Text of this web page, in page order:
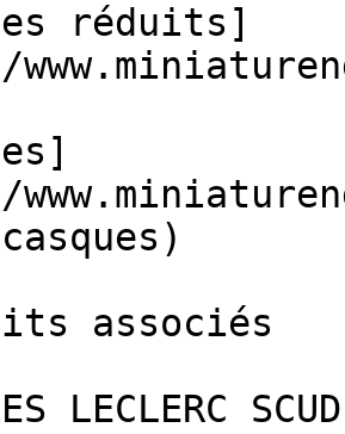
réduits]
associés
LECLERC